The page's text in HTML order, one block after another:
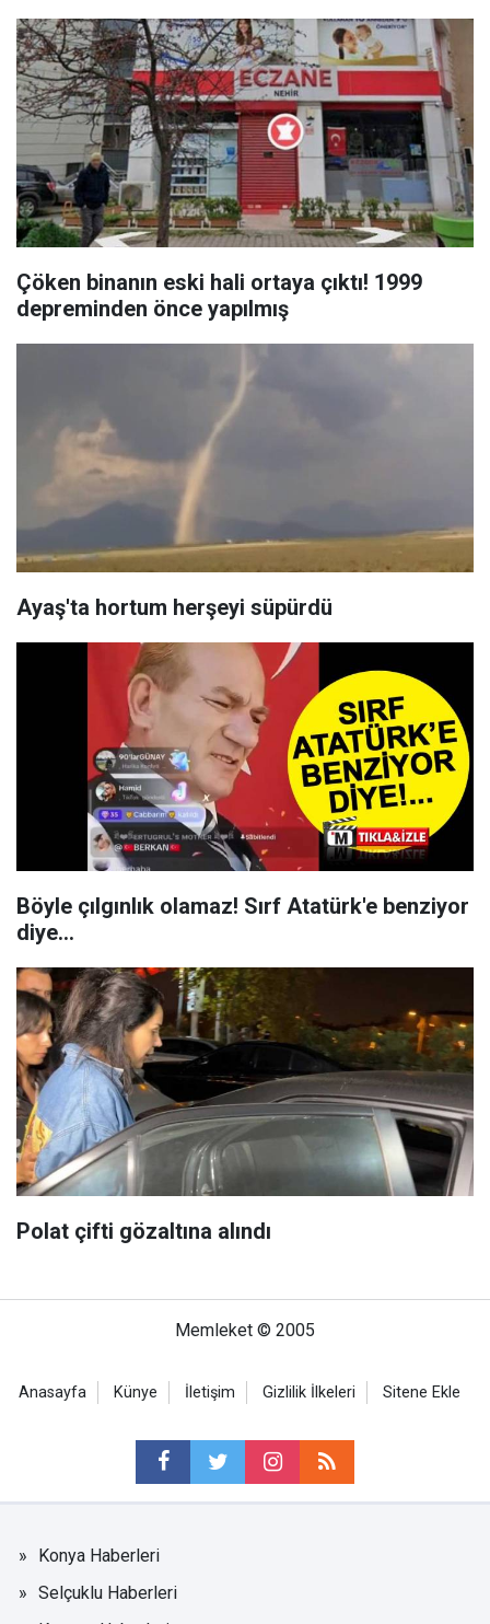
Çöken binanın eski hali ortaya çıktı! 1999
depreminden önce yapılmış
Ayaş'ta hortum herşeyi süpürdü
Böyle çılgınlık olamaz! Sırf Atatürk'e benziyor
diye...
Polat çifti gözaltına alındı
Memleket © 2005
Anasayfa Künye İletişim Gizlilik İlkeleri Sitene Ekle
Konya Haberleri
Selçuklu Haberleri